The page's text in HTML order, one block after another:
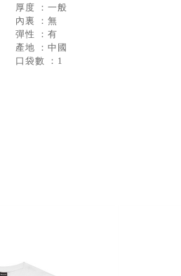
厚度 ：一般
內裏 ：無
彈性 ：有
產地 ：中國
口袋數 ：1